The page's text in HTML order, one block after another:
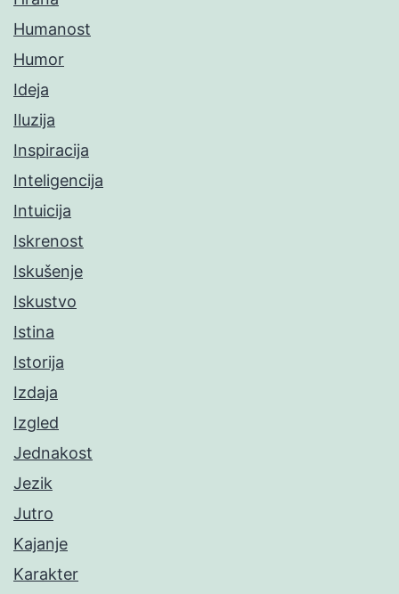
Humanost
Humor
Ideja
Iluzija
Inspiracija
Inteligencija
Intuicija
Iskrenost
Iskušenje
Iskustvo
Istina
Istorija
Izdaja
Izgled
Jednakost
Jezik
Jutro
Kajanje
Karakter